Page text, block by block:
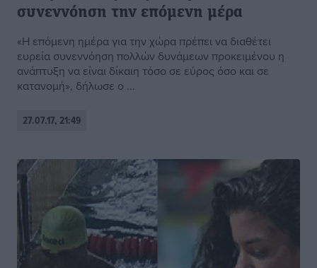
συνεννόηση την επόμενη μέρα
«Η επόμενη ημέρα για την χώρα πρέπει να διαθέτει
ευρεία συνεννόηση πολλών δυνάμεων προκειμένου η
ανάπτυξη να είναι δίκαιη τόσο σε εύρος όσο και σε
κατανομή», δήλωσε ο ...
27.07.17, 21:49